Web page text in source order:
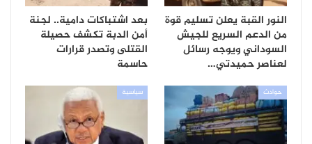
النور القبة يعلن تسليم قوة
من الدعم السريع للجيش
السوداني ويوجه رسائل
لعناصر حميدتي…
بعد اشتباكات دامية.. لجنة
أمن الدبة تكشف حصيلة
القتلى وتصدر قرارات
حاسمة
حوادث سياسية